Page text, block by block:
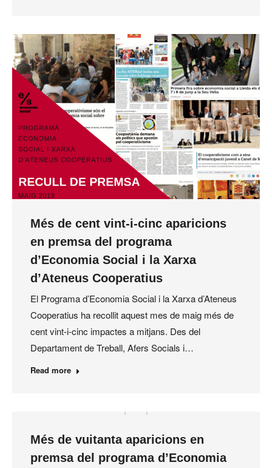
Més de cent vint-i-cinc aparicions
en premsa del programa
d’Economia Social i la Xarxa
d’Ateneus Cooperatius
El Programa d’Economia Social i la Xarxa d’Ateneus
Cooperatius ha recollit aquest mes de maig més de
cent vint-i-cinc impactes a mitjans. Des del
Departament de Treball, Afers Socials i…
Read more
Més de vuitanta aparicions en
premsa del programa d’Economia